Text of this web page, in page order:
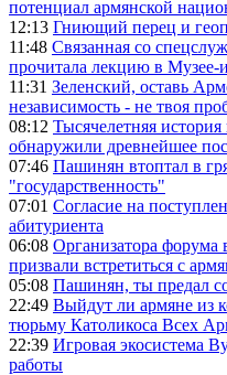
потенциал армянской
12:13 Гниющий перец и
11:48 Связанная со
прочитала лекцию в Музее-
11:31 Зеленский, оставь
независимость - не твоя
08:12 Тысячелетняя
обнаружили древнейшее
07:46 Пашинян втоптал в
"государственность"
07:01 Согласие на
абитуриента
06:08 Организатора форума
призвали встретиться с
05:08 Пашинян, ты предал
22:49 Выйдут ли армяне из
тюрьму Католикоса Всех
22:39 Игровая экосистема
работы